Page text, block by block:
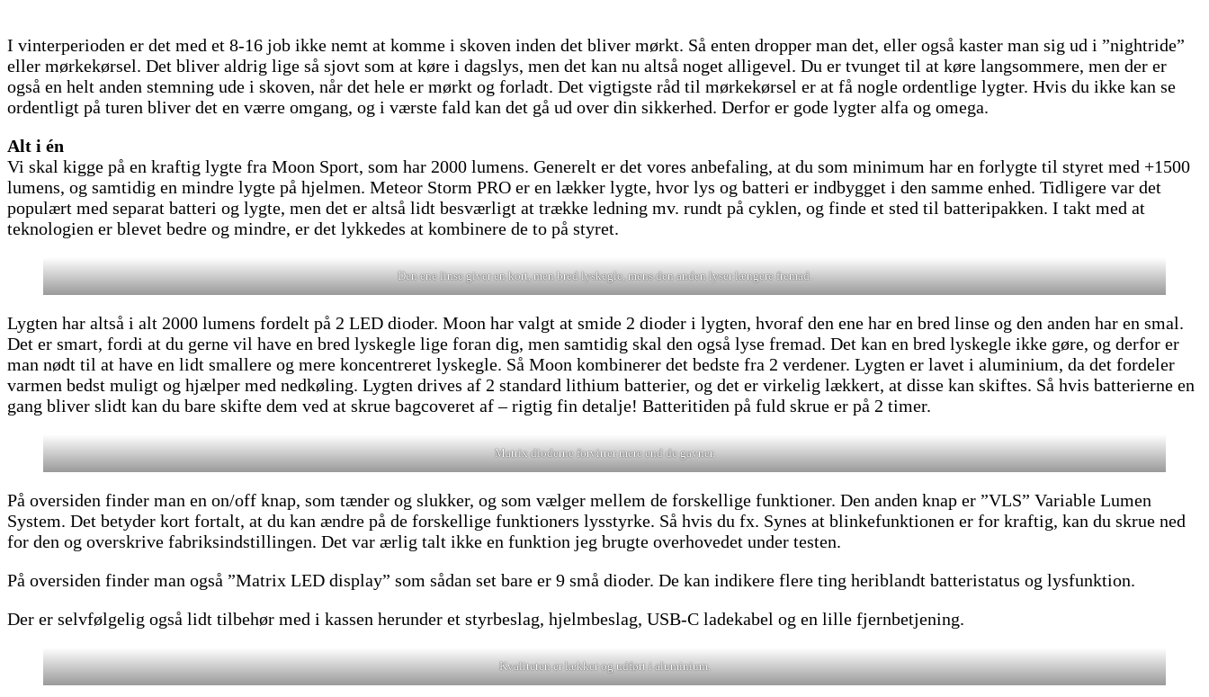
I vinterperioden er det med et 8-16 job ikke nemt at komme i skoven inden det bliver mørkt. Så enten dropper man det, eller også kaster man sig ud i ”nightride”
eller mørkekørsel. Det bliver aldrig lige så sjovt som at køre i dagslys, men det kan nu altså noget alligevel. Du er tvunget til at køre langsommere, men der er
også en helt anden stemning ude i skoven, når det hele er mørkt og forladt. Det vigtigste råd til mørkekørsel er at få nogle ordentlige lygter. Hvis du ikke kan se
ordentligt på turen bliver det en værre omgang, og i værste fald kan det gå ud over din sikkerhed. Derfor er gode lygter alfa og omega.
Alt i én
Vi skal kigge på en kraftig lygte fra Moon Sport, som har 2000 lumens. Generelt er det vores anbefaling, at du som minimum har en forlygte til styret med +1500
lumens, og samtidig en mindre lygte på hjelmen. Meteor Storm PRO er en lækker lygte, hvor lys og batteri er indbygget i den samme enhed. Tidligere var det
populært med separat batteri og lygte, men det er altså lidt besværligt at trække ledning mv. rundt på cyklen, og finde et sted til batteripakken. I takt med at
teknologien er blevet bedre og mindre, er det lykkedes at kombinere de to på styret.
Den ene linse giver en kort, men bred lyskegle, mens den anden lyser længere fremad.
Lygten har altså i alt 2000 lumens fordelt på 2 LED dioder. Moon har valgt at smide 2 dioder i lygten, hvoraf den ene har en bred linse og den anden har en smal.
Det er smart, fordi at du gerne vil have en bred lyskegle lige foran dig, men samtidig skal den også lyse fremad. Det kan en bred lyskegle ikke gøre, og derfor er
man nødt til at have en lidt smallere og mere koncentreret lyskegle. Så Moon kombinerer det bedste fra 2 verdener. Lygten er lavet i aluminium, da det fordeler
varmen bedst muligt og hjælper med nedkøling. Lygten drives af 2 standard lithium batterier, og det er virkelig lækkert, at disse kan skiftes. Så hvis batterierne en
gang bliver slidt kan du bare skifte dem ved at skrue bagcoveret af – rigtig fin detalje! Batteritiden på fuld skrue er på 2 timer.
Matrix dioderne forvirrer mere end de gavner.
På oversiden finder man en on/off knap, som tænder og slukker, og som vælger mellem de forskellige funktioner. Den anden knap er ”VLS” Variable Lumen
System. Det betyder kort fortalt, at du kan ændre på de forskellige funktioners lysstyrke. Så hvis du fx. Synes at blinkefunktionen er for kraftig, kan du skrue ned
for den og overskrive fabriksindstillingen. Det var ærlig talt ikke en funktion jeg brugte overhovedet under testen.
På oversiden finder man også ”Matrix LED display” som sådan set bare er 9 små dioder. De kan indikere flere ting heriblandt batteristatus og lysfunktion.
Der er selvfølgelig også lidt tilbehør med i kassen herunder et styrbeslag, hjelmbeslag, USB-C ladekabel og en lille fjernbetjening.
Kvaliteten er lækker og udført i aluminium.